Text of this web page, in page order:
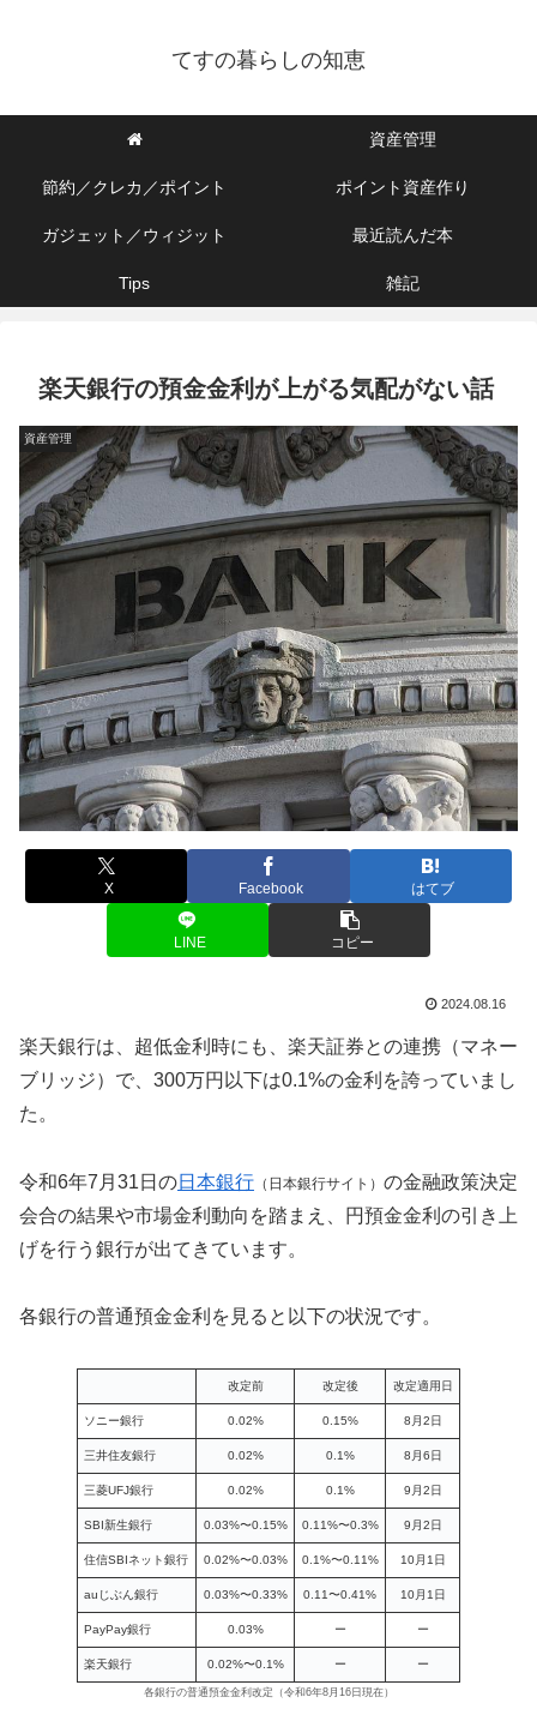
てすの暮らしの知恵
資産管理
節約／クレカ／ポイント ポイント資産作り
ガジェット／ウィジット 最近読んだ本
Tips 雑記
楽天銀行の預金金利が上がる気配がない話
資産管理
X Facebook はてブ
LINE コピー
2024.08.16
楽天銀行は、超低金利時にも、楽天証券との連携（マネー
ブリッジ）で、300万円以下は0.1%の金利を誇っていまし
た。
令和6年7月31日の日本銀行 （日本銀行サイト） の金融政策決定
会合の結果や市場金利動向を踏まえ、円預金金利の引き上
げを行う銀行が出てきています。
各銀行の普通預金金利を見ると以下の状況です。
改定前 改定後 改定適用日
ソニー銀行 0.02% 0.15% 8月2日
三井住友銀行 0.02% 0.1% 8月6日
三菱UFJ銀行 0.02% 0.1% 9月2日
SBI新生銀行 0.03%〜0.15% 0.11%〜0.3% 9月2日
住信SBIネット銀行 0.02%〜0.03% 0.1%〜0.11% 10月1日
auじぶん銀行 0.03%〜0.33% 0.11〜0.41% 10月1日
PayPay銀行 0.03% ー ー
楽天銀行 0.02%〜0.1% ー ー
各銀行の普通預金金利改定（令和6年8月16日現在）